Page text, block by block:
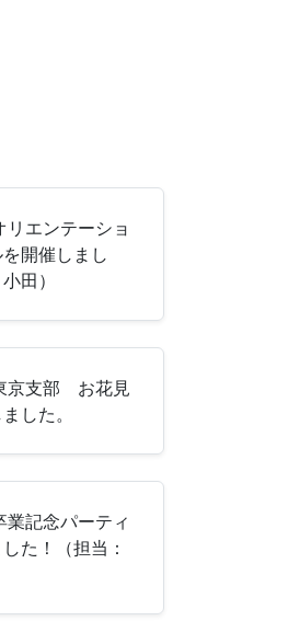
エンテーショ
開催しまし
田）
支部 お花見
した。
記念パーティ
た！（担当：